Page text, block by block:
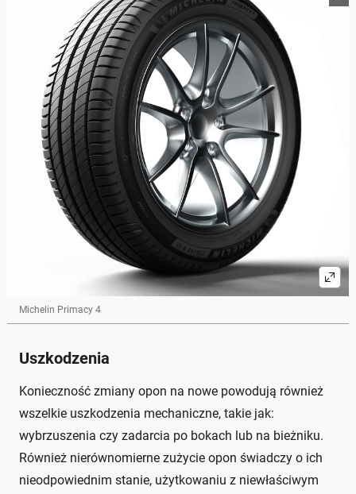
Michelin Primacy 4
Uszkodzenia
Konieczność zmiany opon na nowe powodują również
wszelkie uszkodzenia mechaniczne, takie jak:
wybrzuszenia czy zadarcia po bokach lub na bieżniku.
Również nierównomierne zużycie opon świadczy o ich
nieodpowiednim stanie, użytkowaniu z niewłaściwym